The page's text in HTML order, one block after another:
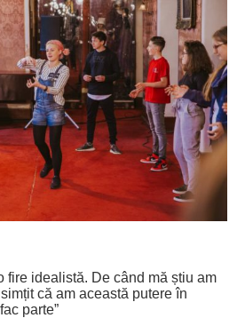
fire idealistă. De când mă știu am
că am această putere în
parte”